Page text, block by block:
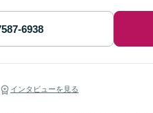
インタビューを見る